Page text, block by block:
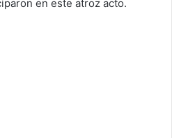
en este atroz acto.